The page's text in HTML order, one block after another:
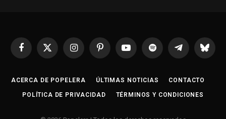
Facebook
X
InstagramPinterestYouTubeSpotify Telegrama
ACERCA DE POPELERA ÚLTIMAS NOTICIAS CONTACTO
POLÍTICA DE PRIVACIDAD TÉRMINOS Y CONDICIONES